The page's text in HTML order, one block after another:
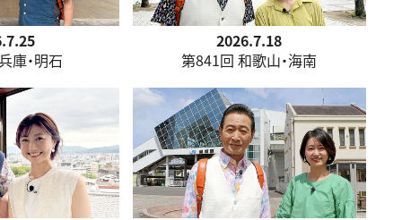
庫・明石
2026.7.18
第841回 和歌山・海南